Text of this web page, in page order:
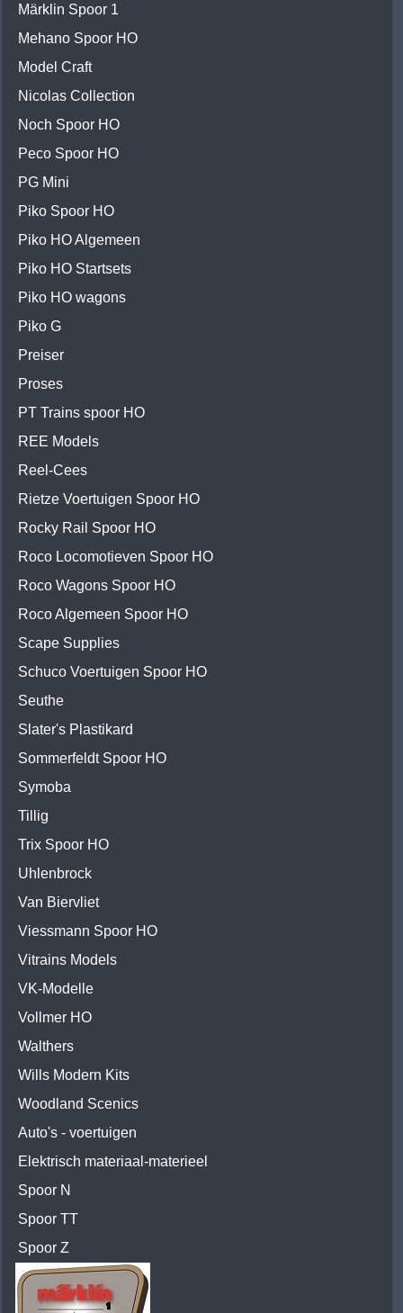
Märklin Spoor 1
Mehano Spoor HO
Model Craft
Nicolas Collection
Noch Spoor HO
Peco Spoor HO
PG Mini
Piko Spoor HO
Piko HO Algemeen
Piko HO Startsets
Piko HO wagons
Piko G
Preiser
Proses
PT Trains spoor HO
REE Models
Reel-Cees
Rietze Voertuigen Spoor HO
Rocky Rail Spoor HO
Roco Locomotieven Spoor HO
Roco Wagons Spoor HO
Roco Algemeen Spoor HO
Scape Supplies
Schuco Voertuigen Spoor HO
Seuthe
Slater's Plastikard
Sommerfeldt Spoor HO
Symoba
Tillig
Trix Spoor HO
Uhlenbrock
Van Biervliet
Viessmann Spoor HO
Vitrains Models
VK-Modelle
Vollmer HO
Walthers
Wills Modern Kits
Woodland Scenics
Auto's - voertuigen
Elektrisch materiaal-materieel
Spoor N
Spoor TT
Spoor Z